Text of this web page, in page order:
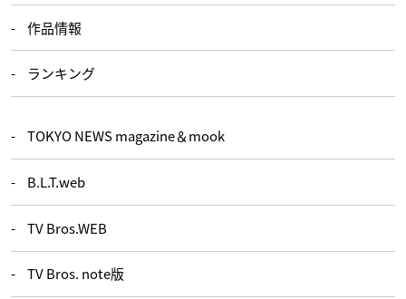
作品情報
ランキング
TOKYO NEWS magazine＆mook
B.L.T.web
TV Bros.WEB
TV Bros. note版